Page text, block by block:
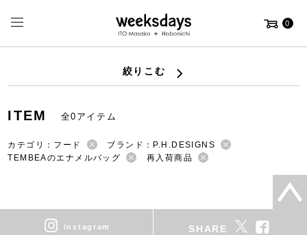
0
絞りこむ
ITEM 全0アイテム
カテゴリ：フード
ブランド：P.H.DESIGNS
TEMBEAのエナメルバッグ
再入荷商品
instagram SHARE